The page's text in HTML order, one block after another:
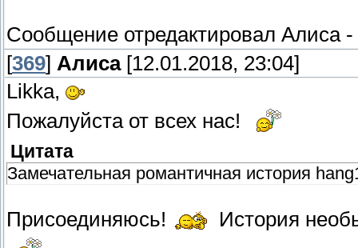
Сообщение отредактировал Алиса-
[369] Алиса[12.01.2018, 23:04]
Likka,
Пожалуйста от всех нас!
Цитата
Замечательная романтичная история
Присоединяюсь! История